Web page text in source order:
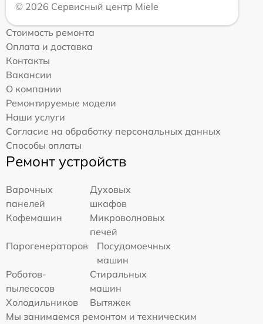
© 2026 Сервисный центр Miele
Стоимость ремонта
Оплата и доставка
Контакты
Вакансии
О компании
Ремонтируемые модели
Наши услуги
Согласие на обработку персональных данных
Способы оплаты
Ремонт устройств
Варочных
панелей
Духовых
шкафов
Кофемашин
Микроволновых
печей
Парогенераторов
Посудомоечных
машин
Роботов-
пылесосов
Стиральных
машин
Холодильников
Вытяжек
Мы занимаемся ремонтом и техническим